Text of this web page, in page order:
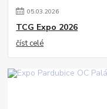
05.03.2026
TCG Expo 2026
číst celé